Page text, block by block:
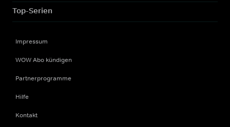
Top-Serien
Impressum
WOW Abo kündigen
Partnerprogramme
Hilfe
Kontakt